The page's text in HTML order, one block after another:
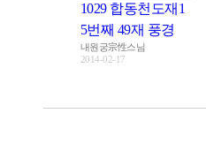
1029 합동천도재1
5번째 49재 풍경
내원궁宗性스님
2014-02-17